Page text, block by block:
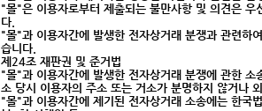
"몰"은 이용자로부터 제출되는 불만사항 및 의견은
다.
"몰"과 이용자간에 발생한 전자상거래 분쟁과 관련하
습니다.
제24조 재판권 및 준거법
"몰"과 이용자간에 발생한 전자상거래 분쟁에 관한
소 당시 이용자의 주소 또는 거소가 분명하지 않거나
"몰"과 이용자간에 제기된 전자상거래 소송에는 한국